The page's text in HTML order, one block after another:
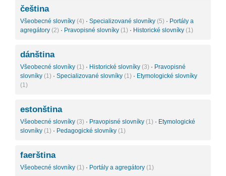
čeština
Všeobecné slovníky (4) · Specializované slovníky (5) · Portály a
agregátory (2) · Pravopisné slovníky (1) · Historické slovníky (1)
dánština
Všeobecné slovníky (1) · Historické slovníky (3) · Pravopisné
slovníky (1) · Specializované slovníky (1) · Etymologické slovníky
(1)
estonština
Všeobecné slovníky (3) · Pravopisné slovníky (1) · Etymologické
slovníky (1) · Pedagogické slovníky (1)
faerština
Všeobecné slovníky (1) · Portály a agregátory (1)